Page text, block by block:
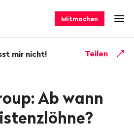
Mitmachen
mir nicht! Teilen
Ab wann